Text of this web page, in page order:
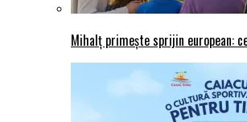
Mihalț primește sprijin european: